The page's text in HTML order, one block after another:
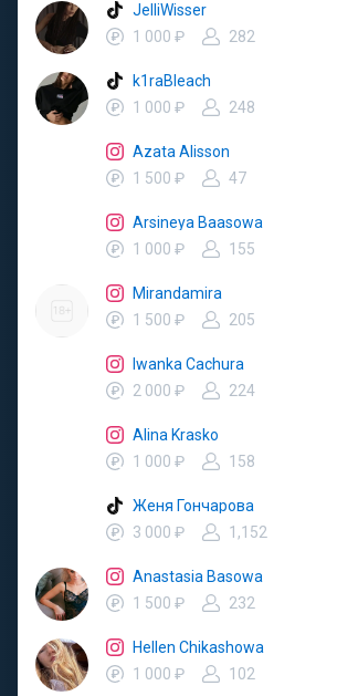
JelliWisser
1 000 ₽
282
k1raBleach
1 000 ₽
248
Azata Alisson
1 500 ₽
47
Arsineya Baasowa
1 000 ₽
155
Mirandamira
1 500 ₽
205
Iwanka Cachura
2 000 ₽
224
Alina Krasko
1 000 ₽
158
Женя Гончарова
3 000 ₽
1,152
Anastasia Basowa
1 500 ₽
232
Hellen Chikashowa
1 000 ₽
102